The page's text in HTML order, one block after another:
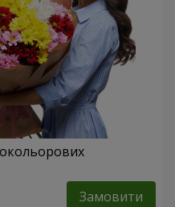
Замовити